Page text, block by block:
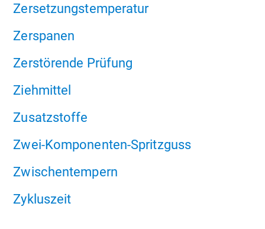
Zersetzungstemperatur
Zerspanen
Zerstörende Prüfung
Ziehmittel
Zusatzstoffe
Zwei-Komponenten-Spritzguss
Zwischentempern
Zykluszeit